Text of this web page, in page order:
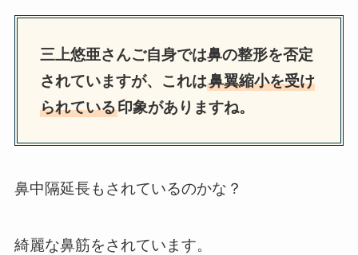
三上悠亜さんご自身では鼻の整形を否定
されていますが、これは鼻翼縮小を受け
られている印象がありますね。
鼻中隔延長もされているのかな？
綺麗な鼻筋をされています。